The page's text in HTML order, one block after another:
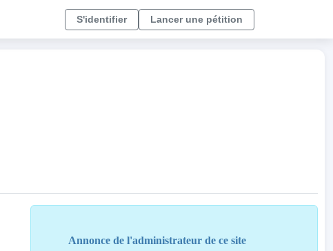
S'identifier Lancer une pétition
Annonce de l'administrateur de ce site